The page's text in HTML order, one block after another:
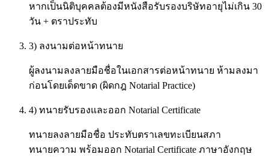
หากเป็นนิติบุคคลต้องมีหนังสือรับรองบริษัทอายุไม่เกิน 30
วัน + ตราประทับ
3) ลงนามต่อหน้าทนาย
ผู้ลงนามลงลายมือชื่อในเอกสารต่อหน้าทนาย ห้ามลงมา
ก่อนโดยเด็ดขาด (ผิดกฎ Notarial Practice)
4) ทนายรับรองและออก Notarial Certificate
ทนายลงลายมือชื่อ ประทับตราเลขทะเบียนสภา
ทนายความ พร้อมออก Notarial Certificate ภาษาอังกฤษ